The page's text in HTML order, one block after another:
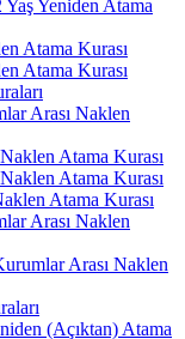
Yeniden Atama
Atama Kurası
Atama Kurası
Arası Naklen
Atama Kurası
Atama Kurası
Atama Kurası
Arası Naklen
Arası Naklen
(Açıktan) Atama